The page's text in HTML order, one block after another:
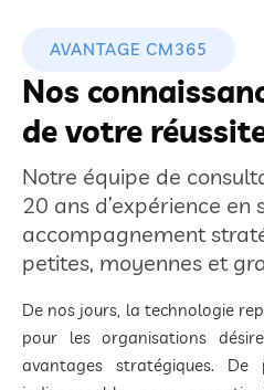
AVANTAGE CM365
Nos
de votre
Notre équipe de
20 ans d’expérience en
accompagnement
petites, moyennes et
De nos jours, la technologie
pour les organisations
avantages stratégiques.